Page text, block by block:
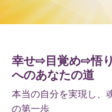
幸せ⇨目覚め⇨悟り
へのあなたの道
本当の自分を実現し、
の第一歩